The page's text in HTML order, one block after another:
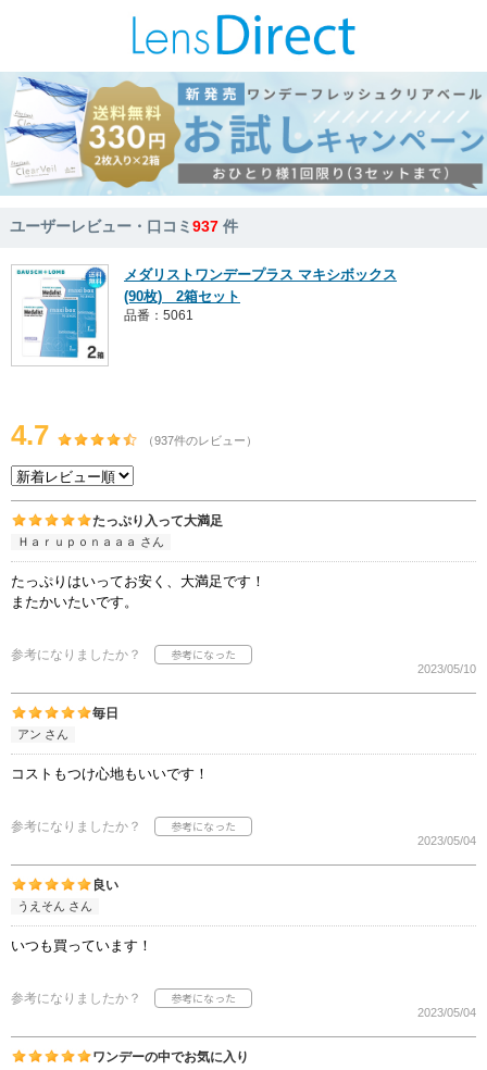
ユーザーレビュー・口コミ937 件
メダリストワンデープラス マキシボックス
(90枚) 2箱セット
品番：5061
4.7 （937件のレビュー）
たっぷり入って大満足
Ｈａｒｕｐｏｎａａａ さん
たっぷりはいってお安く、大満足です！
またかいたいです。
参考になりましたか？
2023/05/10
毎日
アン さん
コストもつけ心地もいいです！
参考になりましたか？
2023/05/04
良い
うえそん さん
いつも買っています！
参考になりましたか？
2023/05/04
ワンデーの中でお気に入り